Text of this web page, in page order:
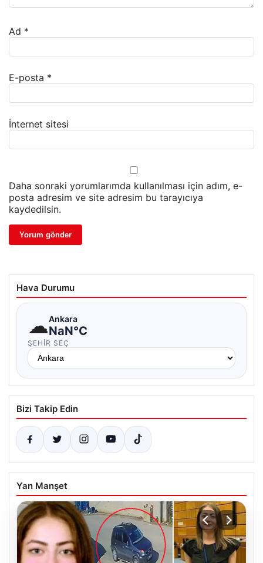
Ad *
E-posta *
İnternet sitesi
Daha sonraki yorumlarımda kullanılması için adım, e-
posta adresim ve site adresim bu tarayıcıya
kaydedilsin.
Hava Durumu
☁Ankara
NaN°C
ŞEHIR SEÇ
Bizi Takip Edin
Yan Manşet